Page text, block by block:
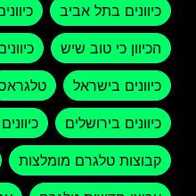
כיוונים בתל אביב
הכיוון כי טוב שיש
כיוונים בישראל
כיוונים בירושלים
קבוצות טלגרם מומלצות